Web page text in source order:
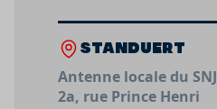
STANDUERT
Antenne locale du SNJ
2a, rue Prince Henri